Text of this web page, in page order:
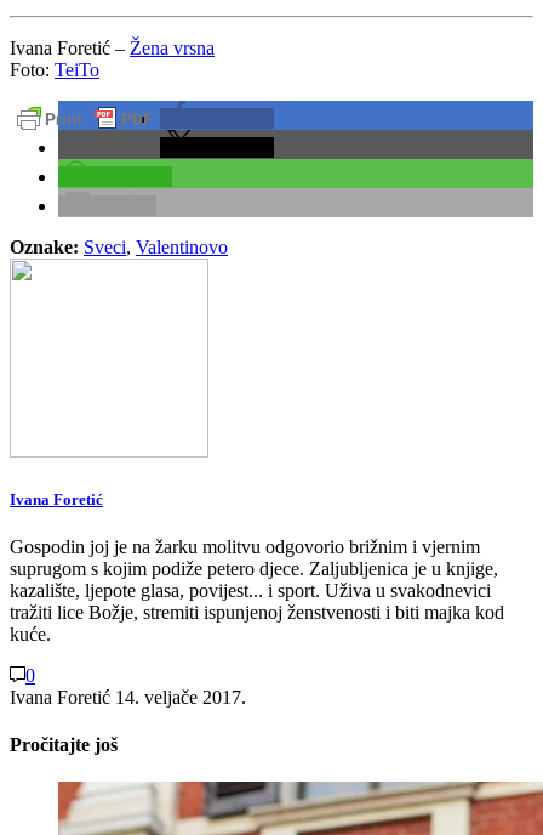
Ivana Foretić – Žena vrsna
Foto: TeiTo
Oznake: Sveci, Valentinovo
Ivana Foretić
Gospodin joj je na žarku molitvu odgovorio brižnim i vjernim
suprugom s kojim podiže petero djece. Zaljubljenica je u knjige,
kazalište, ljepote glasa, povijest... i sport. Uživa u svakodnevici
tražiti lice Božje, stremiti ispunjenoj ženstvenosti i biti majka kod
kuće.
0
Ivana Foretić 14. veljače 2017.
Pročitajte još